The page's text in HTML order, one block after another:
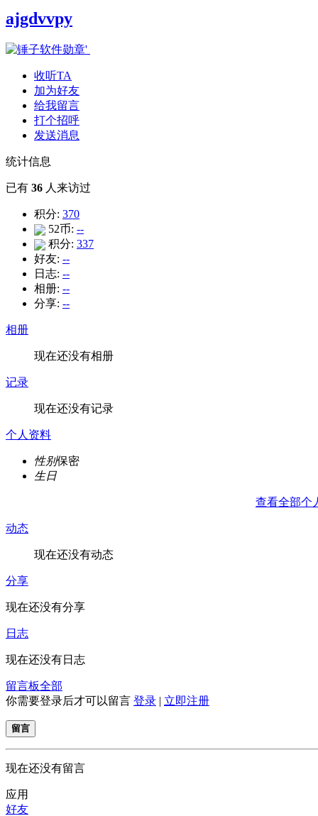
ajgdvvpy
收听TA
加为好友
给我留言
打个招呼
发送消息
统计信息
已有 36 人来访过
积分: 370
52币: --
积分: 337
好友: --
日志: --
相册: --
分享: --
相册
现在还没有相册
记录
现在还没有记录
个人资料
性别保密
生日
查看全部个
动态
现在还没有动态
分享
现在还没有分享
日志
现在还没有日志
留言板全部
你需要登录后才可以留言 登录 | 立即注册
留言
现在还没有留言
应用
好友